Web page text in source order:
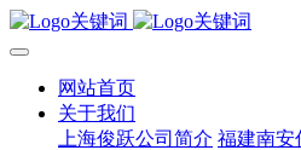
网站首页
关于我们
上海俊跃公司简介 福建南安